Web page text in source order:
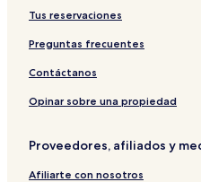
Hoteles cerca de Playa
Hoteles cerca de Playa Brava
Hoteles 3 estrellas en Búzios
Hoteles 3 estrellas en Arraial
Hoteles 3 estrellas en Porto
Tus reservaciones
Preguntas frecuentes
Contáctanos
Opinar sobre una propiedad
Proveedores, afiliados y
Afiliarte con nosotros